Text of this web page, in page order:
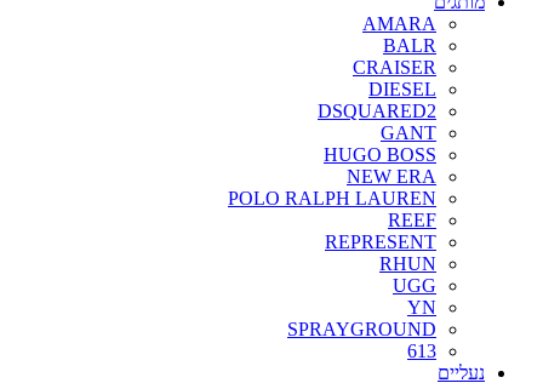
AMARA
BALR
CRAISER
DIESEL
DSQUARED2
GANT
HUGO BOSS
NEW ERA
POLO RALPH LAUREN
REEF
REPRESENT
RHUN
UGG
YN
SPRAYGROUND
613
נעליים